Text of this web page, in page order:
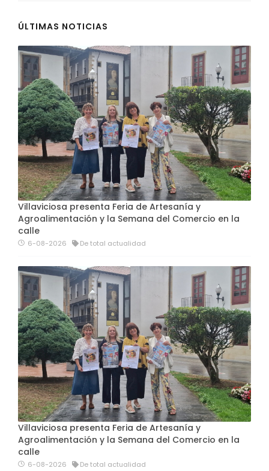
ÚLTIMAS NOTICIAS
Villaviciosa presenta Feria de Artesanía y
Agroalimentación y la Semana del Comercio en la
calle
6-08-2026 De total actualidad
Villaviciosa presenta Feria de Artesanía y
Agroalimentación y la Semana del Comercio en la
calle
6-08-2026 De total actualidad